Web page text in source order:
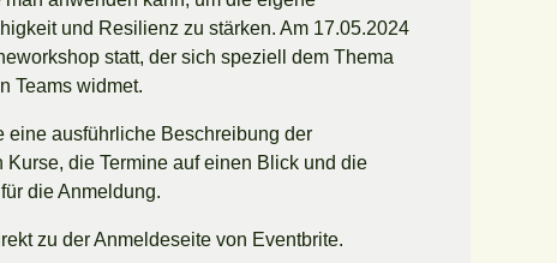
und Resilienz zu stärken. Am 17.05.2024
statt, der sich speziell dem Thema
Teams widmet.
eine ausführliche Beschreibung der
Kurse, die Termine auf einen Blick und die
die Anmeldung.
zu der Anmeldeseite von Eventbrite.